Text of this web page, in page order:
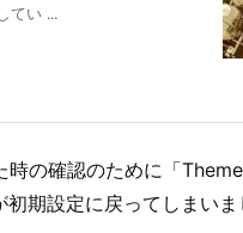
てい ...
時の確認のために「
期設定に戻ってしまいま